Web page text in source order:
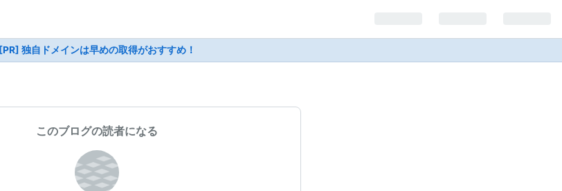
[PR] 独自ドメインは早めの取得がおすすめ！
このブログの読者になる